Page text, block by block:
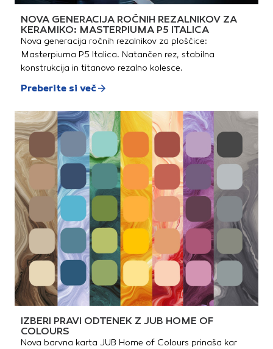
NOVA GENERACIJA ROČNIH REZALNIKOV ZA
KERAMIKO: MASTERPIUMA P5 ITALICA
Nova generacija ročnih rezalnikov za ploščice:
Masterpiuma P5 Italica. Natančen rez, stabilna
konstrukcija in titanovo rezalno kolesce.
Preberite si več
IZBERI PRAVI ODTENEK Z JUB HOME OF
COLOURS
Nova barvna karta JUB Home of Colours prinaša kar